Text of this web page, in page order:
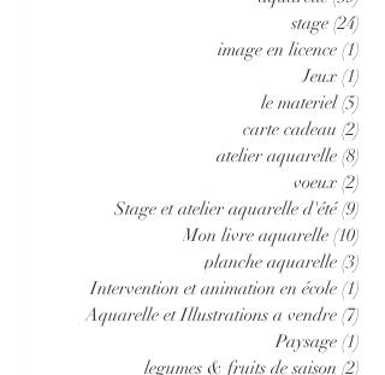
stage (24)
image en licence (1)
Jeux (1)
le materiel (5)
carte cadeau (2)
atelier aquarelle (8)
voeux (2)
Stage et atelier aquarelle d'été (9)
Mon livre aquarelle (10)
planche aquarelle (3)
Intervention et animation en école (1)
Aquarelle et Illustrations a vendre (7)
Paysage (1)
legumes & fruits de saison (2)